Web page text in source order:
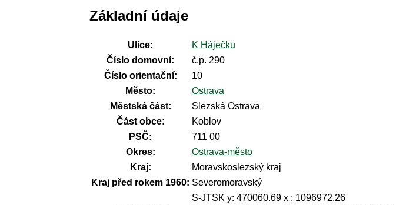
Základní údaje
Ulice:
K Háječku
Číslo domovní:
č.p. 290
Číslo orientační:
10
Město:
Ostrava
Městská část:
Slezská Ostrava
Část obce:
Koblov
PSČ:
711 00
Okres:
Ostrava-město
Kraj:
Moravskoslezský kraj
Kraj před rokem 1960: Severomoravský
S-JTSK y: 470060.69 x : 1096972.26